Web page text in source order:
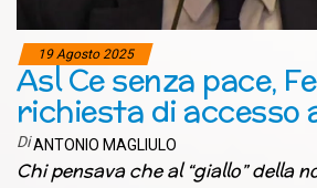
19 Agosto 2025
Asl Ce senza pace,
richiesta di accesso
DiANTONIO MAGLIULO
Chi pensava che al “giallo” della